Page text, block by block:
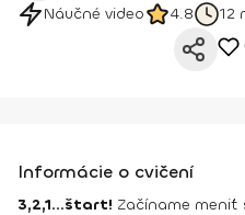
Náučné video 4.8 12
Informácie o cvičení
3,2,1...štart! Začíname meniť